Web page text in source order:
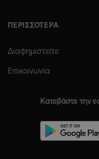
ΠΕΡΙΣΣΟΤΕΡΑ
Διαφημιστείτε
Επικοινωνία
Κατεβάστε την